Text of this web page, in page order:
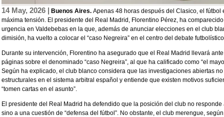
14 May, 2026 | Buenos Aires. Apenas 48 horas después del Clasico, el
máxima tensión. El presidente del Real Madrid, Florentino Pérez, ha
urgencia en Valdebebas en la que, además de anunciar elecciones en el club
dimisión, ha vuelto a colocar el “caso Negreira” en el centro del debate
Durante su intervención, Florentino ha asegurado que el Real Madrid llevará
páginas sobre el denominado “caso Negreira”, al que ha calificado como “el
Según ha explicado, el club blanco considera que las investigaciones abiertas
estructurales en el sistema arbitral español y entiende que existen motivos
“tomen cartas en el asunto”.
El presidente del Real Madrid ha defendido que la posición del club no
sino a una cuestión de “defensa del fútbol”. No obstante, el club merengue,